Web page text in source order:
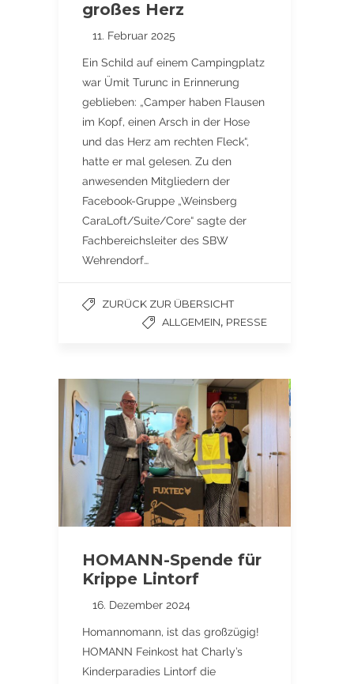
großes Herz
11. Februar 2025
Ein Schild auf einem Campingplatz
war Ümit Turunc in Erinnerung
geblieben: „Camper haben Flausen
im Kopf, einen Arsch in der Hose
und das Herz am rechten Fleck“,
hatte er mal gelesen. Zu den
anwesenden Mitgliedern der
Facebook-Gruppe „Weinsberg
CaraLoft/Suite/Core“ sagte der
Fachbereichsleiter des SBW
Wehrendorf…
ZURÜCK ZUR ÜBERSICHT
ALLGEMEIN, PRESSE
HOMANN-Spende für
Krippe Lintorf
16. Dezember 2024
Homannomann, ist das großzügig!
HOMANN Feinkost hat Charly’s
Kinderparadies Lintorf die